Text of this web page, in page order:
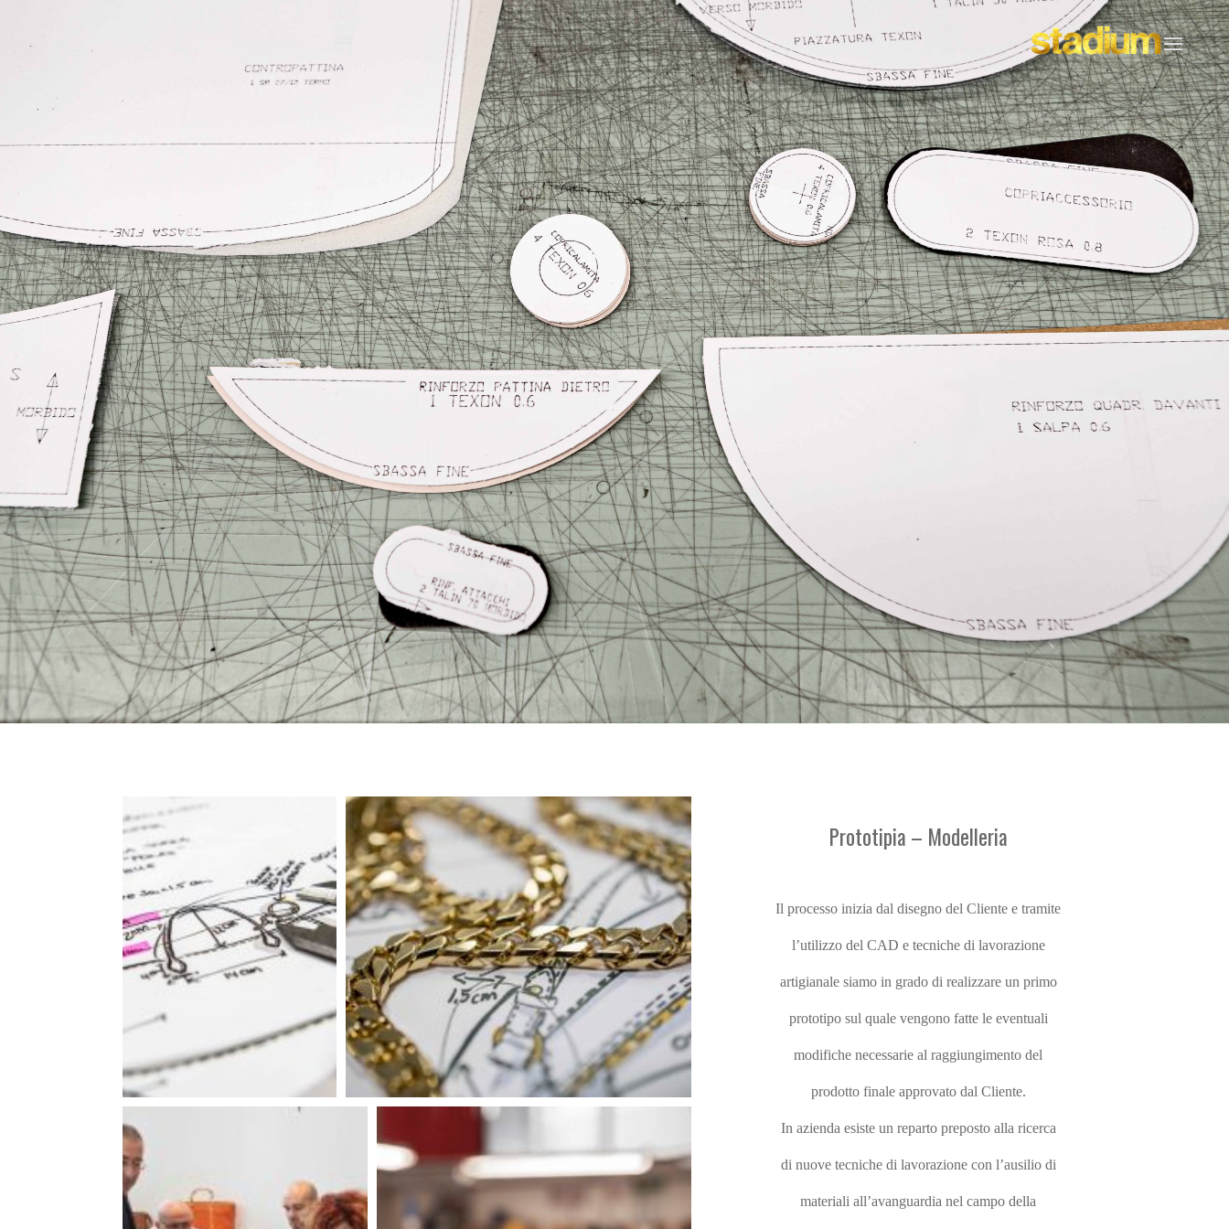
Prototipia – Modelleria
Il processo inizia dal disegno del Cliente e tramite
l’utilizzo del CAD e tecniche di lavorazione
artigianale siamo in grado di realizzare un primo
prototipo sul quale vengono fatte le eventuali
modifiche necessarie al raggiungimento del
prodotto finale approvato dal Cliente.
In azienda esiste un reparto preposto alla ricerca
di nuove tecniche di lavorazione con l’ausilio di
materiali all’avanguardia nel campo della